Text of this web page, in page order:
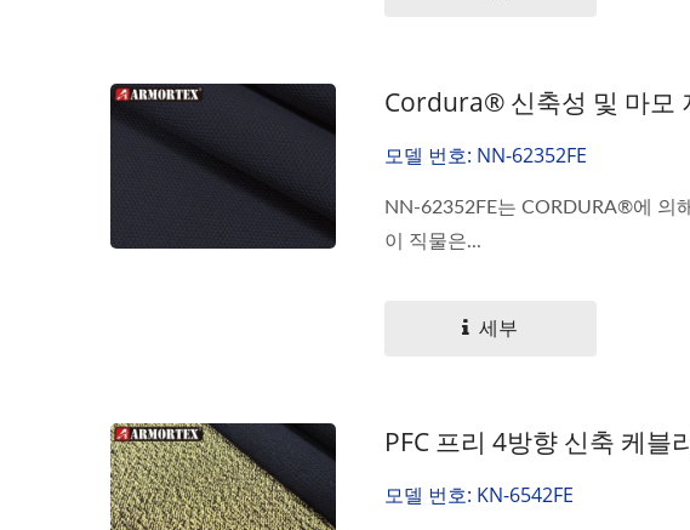
Cordura® 신축성 및 마모
모델 번호: NN-62352FE
NN-62352FE는 CORDURA®에 의
이 직물은...
세부
PFC 프리 4방향 신축 케
모델 번호: KN-6542FE